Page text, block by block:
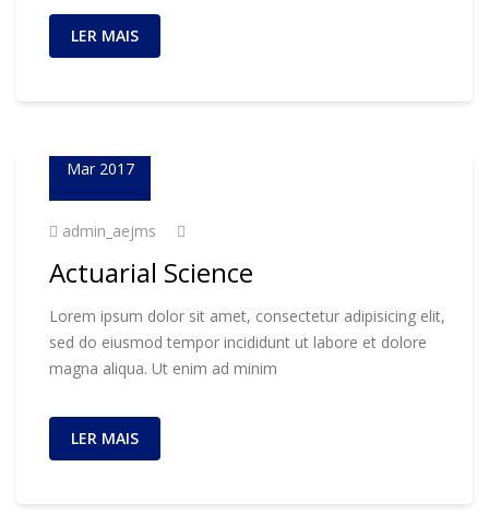
LER MAIS
Mar 2017
admin_aejms
Actuarial Science
Lorem ipsum dolor sit amet, consectetur adipisicing elit,
sed do eiusmod tempor incididunt ut labore et dolore
magna aliqua. Ut enim ad minim
LER MAIS